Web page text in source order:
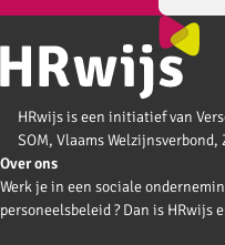
HRwijs is een initiatief van
SOM, Vlaams
Over ons
Werk je in een sociale
personeelsbeleid ? Dan is HRwijs